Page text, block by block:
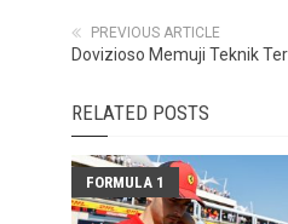
PREVIOUS ARTICLE
Dovizioso Memuji Teknik
RELATED POSTS
FORMULA 1